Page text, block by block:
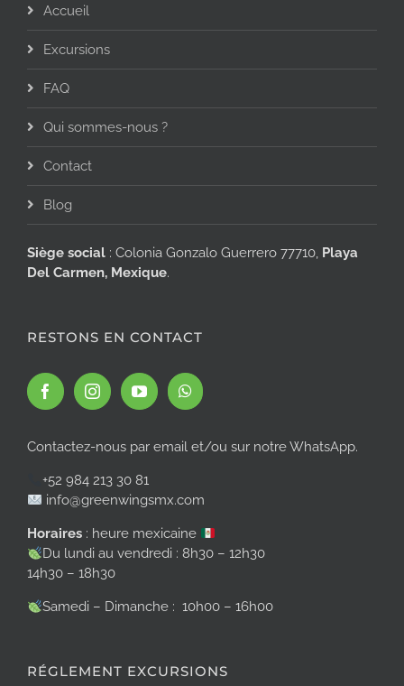
Accueil
Excursions
FAQ
Qui sommes-nous ?
Contact
Blog
Siège social : Colonia Gonzalo Guerrero 77710, Playa
Del Carmen, Mexique.
RESTONS EN CONTACT
Contactez-nous par email et/ou sur notre WhatsApp.
+52 984 213 30 81
info@greenwingsmx.com
Horaires : heure mexicaine
Du lundi au vendredi : 8h30 – 12h30
14h30 – 18h30
Samedi – Dimanche : 10h00 – 16h00
RÉGLEMENT EXCURSIONS